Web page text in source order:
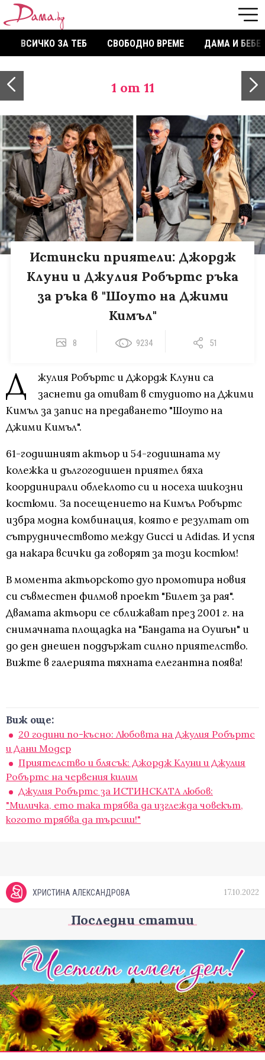
ВСИЧКО ЗА ТЕБ СВОБОДНО ВРЕМЕ ДАМА И БЕБЕ
1 от 11
Истински приятели: Джордж
Клуни и Джулия Робъртс ръка
за ръка в "Шоуто на Джими
Кимъл"
8 9234 51
Д
жулия Робъртс и Джордж Клуни са
заснети да отиват в студиото на Джими
Кимъл за запис на предаването "Шоуто на
Джими Кимъл".
61-годишният актьор и 54-годишната му
колежка и дългогодишен приятел бяха
координирали облеклото си и носеха шикозни
костюми. За посещението на Кимъл Робъртс
избра модна комбинация, която е резултат от
сътрудничеството между Gucci и Adidas. И успя
да накара всички да говорят за този костюм!
В момента актьорското дуо промотира новия
си съвместен филмов проект "Билет за рая".
Двамата актьори се сближават през 2001 г. на
снимачната площадка на "Бандата на Оушън" и
до ден днешен поддържат силно приятелство.
Вижте в галерията тяхната елегантна поява!
Виж още:
20 години по-късно: Любовта на Джулия Робъртс
и Дани Модер
Приятелство и блясък: Джордж Клуни и Джулия
Робъртс на червения килим
Джулия Робъртс за ИСТИНСКАТА любов:
"Миличка, ето така трябва да изглежда човекът,
когото трябва да търсиш!"
ХРИСТИНА АЛЕКСАНДРОВА 17.10.2022
Последни статии